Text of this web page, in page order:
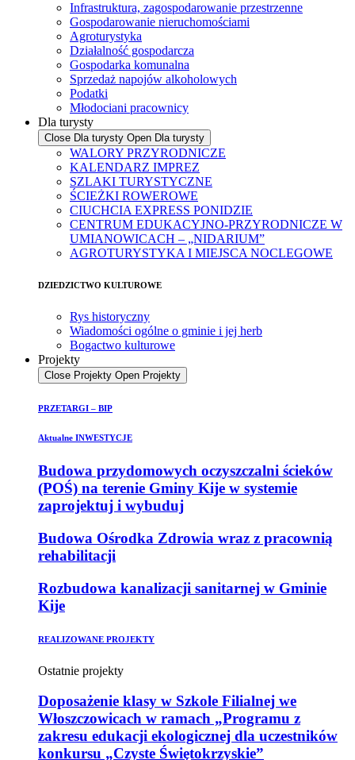
Infrastruktura, zagospodarowanie przestrzenne
Gospodarowanie nieruchomościami
Agroturystyka
Działalność gospodarcza
Gospodarka komunalna
Sprzedaż napojów alkoholowych
Podatki
Młodociani pracownicy
Dla turysty
Close Dla turysty Open Dla turysty
WALORY PRZYRODNICZE
KALENDARZ IMPREZ
SZLAKI TURYSTYCZNE
ŚCIEŻKI ROWEROWE
CIUCHCIA EXPRESS PONIDZIE
CENTRUM EDUKACYJNO-PRZYRODNICZE W
UMIANOWICACH – „NIDARIUM”
AGROTURYSTYKA I MIEJSCA NOCLEGOWE
DZIEDZICTWO KULTUROWE
Rys historyczny
Wiadomości ogólne o gminie i jej herb
Bogactwo kulturowe
Projekty
Close Projekty Open Projekty
PRZETARGI – BIP
Aktualne INWESTYCJE
Budowa przydomowych oczyszczalni ścieków
(POŚ) na terenie Gminy Kije w systemie
zaprojektuj i wybuduj
Budowa Ośrodka Zdrowia wraz z pracownią
rehabilitacji
Rozbudowa kanalizacji sanitarnej w Gminie
Kije
REALIZOWANE PROJEKTY
Ostatnie projekty
Doposażenie klasy w Szkole Filialnej we
Włoszczowicach w ramach „Programu z
zakresu edukacji ekologicznej dla uczestników
konkursu „Czyste Świętokrzyskie”